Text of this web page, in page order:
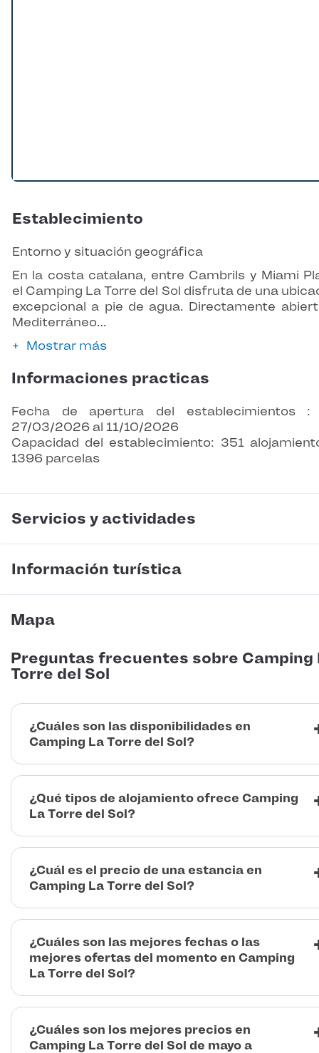
Establecimiento
Entorno y situación geográfica
En la costa catalana, entre Cambrils y Miami
el Camping La Torre del Sol disfruta de una
excepcional a pie de agua. Directamente
Mediterráneo…
Mostrar más
Informaciones practicas
Fecha de apertura del establecimientos :
27/03/2026 al 11/10/2026
Capacidad del establecimiento: 351
1396 parcelas
Servicios y actividades
Información turística
Mapa
Preguntas frecuentes sobre Camping
Torre del Sol
¿Cuáles son las disponibilidades en
Camping La Torre del Sol?
¿Qué tipos de alojamiento ofrece Camping
La Torre del Sol?
¿Cuál es el precio de una estancia en
Camping La Torre del Sol?
¿Cuáles son las mejores fechas o las
mejores ofertas del momento en Camping
La Torre del Sol?
¿Cuáles son los mejores precios en
Camping La Torre del Sol de mayo a